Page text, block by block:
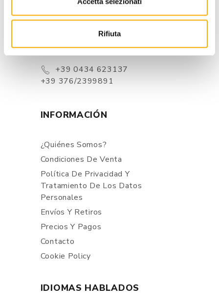
Rifiuta
CONTACTOS
Via Pordenone, 1 - Poincicco Di
Zoppola 33080 (PN) - Italia
store@martinelstore.com
+39 0434 623137
+39 376/2399891
INFORMACIÓN
¿Quiénes Somos?
Condiciones De Venta
Política De Privacidad Y
Tratamiento De Los Datos
Personales
Envíos Y Retiros
Precios Y Pagos
Contacto
Cookie Policy
IDIOMAS HABLADOS